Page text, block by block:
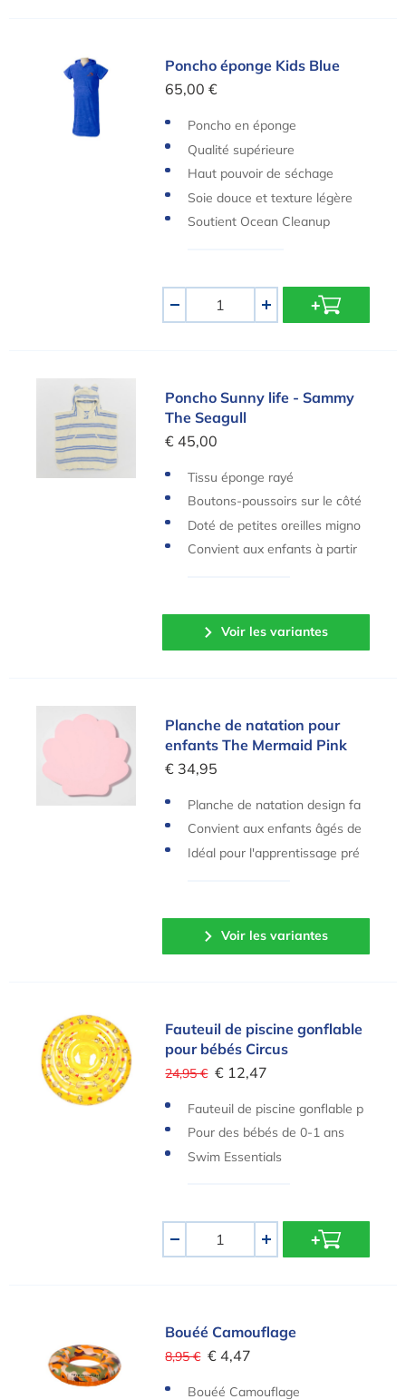
Poncho éponge Kids BluePoncho éponge Kids Blue
65,00 €
Poncho en éponge
Qualité supérieure
Haut pouvoir de séchage
Soie douce et texture légère
Soutient Ocean Cleanup
+
Poncho Sunny life - Sammy The Seagull
Poncho Sunny life - Sammy
The Seagull
€ 45,00
Tissu éponge rayé
Boutons-poussoirs sur le côté
Doté de petites oreilles migno
nnes sur la capuche
Convient aux enfants à partir
Voir les variantes
Planche de natation pour enfants The Mermaid
Planche de natation pour
enfants The Mermaid Pink
€ 34,95
Planche de natation design fa
briquée en mousse durable.
Convient aux enfants âgés de
3 à 8 ans.
Idéal pour l'apprentissage pré
Voir les variantes
Fauteuil de piscine gonflable pour bébés Circus
Fauteuil de piscine gonflable
pour bébés Circus
24,95 € € 12,47
Fauteuil de piscine gonflable p
our bébés Circus
Pour des bébés de 0-1 ans
Swim Essentials
+
Bouéé CamouflageBouéé Camouflage
8,95 € € 4,47
Bouéé Camouflage